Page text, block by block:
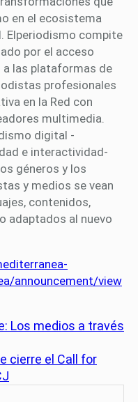
en el ecosistema
Elperiodismo compite
por el acceso
las plataformas de
profesionales
en la Red con
multimedia.
digital -
e interactividad-
géneros y los
y medios se vean
contenidos,
adaptados al nuevo
announcement/view
Los medios a través
cierre el Call for